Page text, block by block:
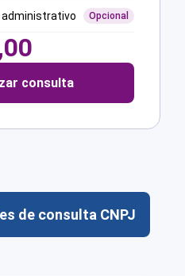
administrativo Opcional
consulta
de consulta CNPJ